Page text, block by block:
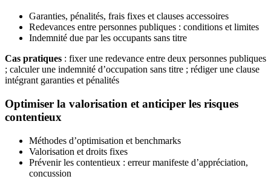
Garanties, pénalités, frais fixes et clauses accessoires
Redevances entre personnes publiques : conditions et limites
Indemnité due par les occupants sans titre
Cas pratiques : fixer une redevance entre deux personnes publiques
; calculer une indemnité d’occupation sans titre ; rédiger une clause
intégrant garanties et pénalités
Optimiser la valorisation et anticiper les risques
contentieux
Méthodes d’optimisation et benchmarks
Valorisation et droits fixes
Prévenir les contentieux : erreur manifeste d’appréciation,
concussion